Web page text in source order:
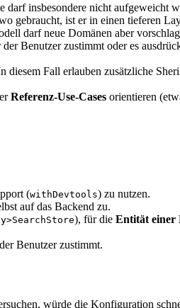
darf insbesondere nicht aufgeweicht
gebraucht, ist er in einen tieferen
darf neue Domänen aber
Benutzer zustimmt oder es
diesem Fall erlauben zusätzliche
Referenz-Use-Cases orientieren
(withDevtools) zu nutzen.
auf das Backend zu.
), für die Entität einer
Benutzer zustimmt.
würde die Konfiguration